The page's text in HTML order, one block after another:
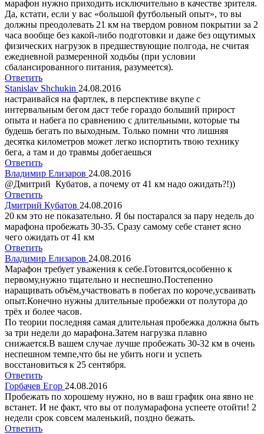
марафон нужно приходить исключительно в качестве зрителя.
Да, кстати, если у вас «большой футбольный опыт», то вы
должны преодолевать 21 км на твердом ровном покрытии за 2
часа вообще без какой-либо подготовки и даже без ощутимых
физических нагрузок в предшествующие полгода, не считая
ежедневной размеренной ходьбы (при условии
сбалансированного питания, разумеется).
Ответить
Stanislav Shchukin 24.08.2016
настраивайся на фартлек, в перспективе вкупе с
интервальным бегом даст тебе гораздо больший прирост
опыта и набега по сравнению с длительными, которые ты
будешь бегать по выходным. Только помни что лишняя
десятка километров может легко испортить твою технику
бега, а там и до травмы добегаешься
Ответить
Владимир Елизаров 24.08.2016
@Дмитрий Кубатов, а почему от 41 км надо ожидать?!))
Ответить
Дмитрий Кубатов 24.08.2016
20 км это не показательно. Я бы постарался за пару недель до
марафона пробежать 30-35. Сразу самому себе станет ясно
чего ожидать от 41 км
Ответить
Владимир Елизаров 24.08.2016
Марафон требует уважения к себе.Готовится,особенно к
первому,нужно тщательно и неспешно.Постепенно
наращивать объём,участвовать в побегах по короче,усваивать
опыт.Конечно нужны длительные пробежки от полутора до
трёх и более часов.
По теории последняя самая длительная пробежка должна быть
за три недели до марафона.Затем нагрузка плавно
снижается.В вашем случае лучше пробежать 30-32 км в очень
неспешном темпе,что бы не убить ноги и успеть
восстановиться к 25 сентября.
Ответить
Горбачев Егор 24.08.2016
Пробежать по хорошему нужно, но в ваш график она явно не
встанет. И не факт, что вы от полумарафона успеете отойти! 2
недели срок совсем маленький, поздно бежать.
Ответить